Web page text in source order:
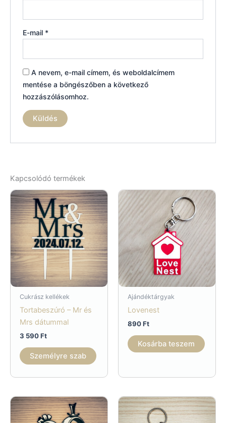
E-mail *
A nevem, e-mail címem, és weboldalcímem
mentése a böngészőben a következő
hozzászólásomhoz.
Kapcsolódó termékek
Cukrász kellékek
Tortabeszúró – Mr és
Mrs dátummal
3 590Ft
Személyre szab
Ajándéktárgyak
Lovenest
890Ft
Kosárba teszem